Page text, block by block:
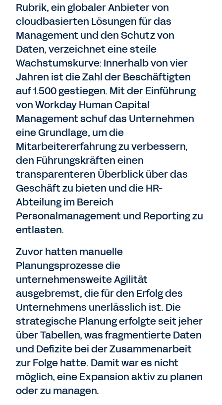
Rubrik, ein globaler Anbieter von
cloudbasierten Lösungen für das
Management und den Schutz von
Daten, verzeichnet eine steile
Wachstumskurve: Innerhalb von vier
Jahren ist die Zahl der Beschäftigten
auf 1.500 gestiegen. Mit der Einführung
von Workday Human Capital
Management schuf das Unternehmen
eine Grundlage, um die
Mitarbeitererfahrung zu verbessern,
den Führungskräften einen
transparenteren Überblick über das
Geschäft zu bieten und die HR-
Abteilung im Bereich
Personalmanagement und Reporting zu
entlasten.
Zuvor hatten manuelle
Planungsprozesse die
unternehmensweite Agilität
ausgebremst, die für den Erfolg des
Unternehmens unerlässlich ist. Die
strategische Planung erfolgte seit jeher
über Tabellen, was fragmentierte Daten
und Defizite bei der Zusammenarbeit
zur Folge hatte. Damit war es nicht
möglich, eine Expansion aktiv zu planen
oder zu managen.